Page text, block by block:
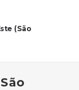
(São